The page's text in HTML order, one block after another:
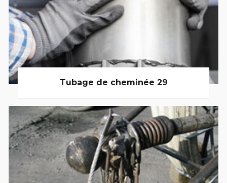
Tubage de cheminée 29